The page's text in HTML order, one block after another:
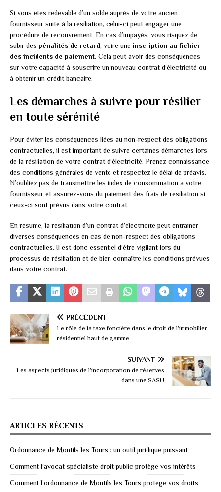
Si vous êtes redevable d’un solde auprès de votre ancien
fournisseur suite à la résiliation, celui-ci peut engager une
procédure de recouvrement. En cas d’impayés, vous risquez de
subir des pénalités de retard, voire une inscription au fichier
des incidents de paiement. Cela peut avoir des conséquences
sur votre capacité à souscrire un nouveau contrat d’électricité ou
à obtenir un crédit bancaire.
Les démarches à suivre pour résilier
en toute sérénité
Pour éviter les conséquences liées au non-respect des obligations
contractuelles, il est important de suivre certaines démarches lors
de la résiliation de votre contrat d’électricité. Prenez connaissance
des conditions générales de vente et respectez le délai de préavis.
N’oubliez pas de transmettre les index de consommation à votre
fournisseur et assurez-vous du paiement des frais de résiliation si
ceux-ci sont prévus dans votre contrat.
En résumé, la résiliation d’un contrat d’électricité peut entraîner
diverses conséquences en cas de non-respect des obligations
contractuelles. Il est donc essentiel d’être vigilant lors du
processus de résiliation et de bien connaître les conditions prévues
dans votre contrat.
PRÉCÉDENT
Le rôle de la taxe foncière dans le droit de l’immobilier
résidentiel haut de gamme
SUIVANT
Les aspects juridiques de l’incorporation de réserves
dans une SASU
ARTICLES RÉCENTS
Ordonnance de Montils les Tours : un outil juridique puissant
Comment l’avocat spécialiste droit public protège vos intérêts
Comment l’ordonnance de Montils les Tours protège vos droits